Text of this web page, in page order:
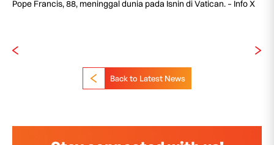
Pope Francis, 88, meninggal dunia pada Isnin di Vatican. – Info X
Back to Latest News